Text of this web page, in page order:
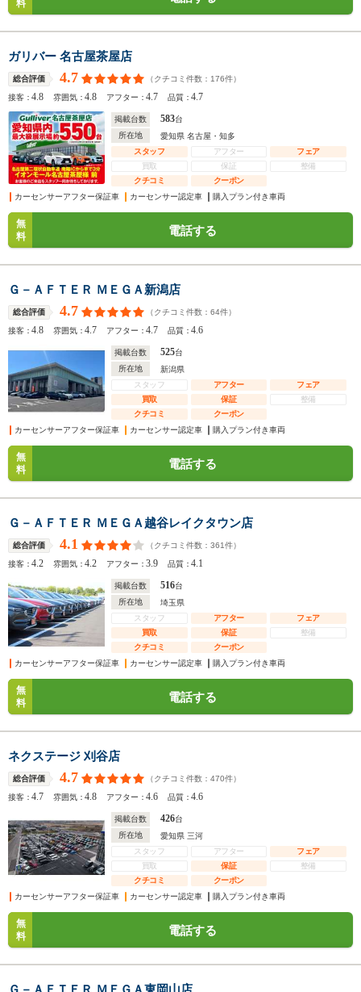
料
ガリバー 名古屋茶屋店
総合評価 4.7 （クチコミ件数： 176件）
接客：4.8 雰囲気：4.8 アフター：4.7 品質：4.7
掲載台数 583台
所在地
愛知県 名古屋・知多
スタッフ
アフター
フェア
買取
保証
整備
クチコミ
クーポン
カーセンサーアフター保証車
カーセンサー認定車 購入プラン付き車両
無
料
電話する
Ｇ－ＡＦＴＥＲ ＭＥＧＡ新潟店
総合評価 4.7 （クチコミ件数： 64件）
接客：4.8 雰囲気：4.7 アフター：4.7 品質：4.6
掲載台数 525台
所在地
新潟県
スタッフ
アフター
フェア
買取
保証
整備
クチコミ
クーポン
カーセンサーアフター保証車
カーセンサー認定車 購入プラン付き車両
無
料
電話する
Ｇ－ＡＦＴＥＲ ＭＥＧＡ越谷レイクタウン店
総合評価 4.1 （クチコミ件数： 361件）
接客：4.2 雰囲気：4.2 アフター：3.9 品質：4.1
掲載台数 516台
所在地
埼玉県
スタッフ
アフター
フェア
買取
保証
整備
クチコミ
クーポン
カーセンサーアフター保証車
カーセンサー認定車 購入プラン付き車両
無
料
電話する
ネクステージ 刈谷店
総合評価 4.7 （クチコミ件数： 470件）
接客：4.7 雰囲気：4.8 アフター：4.6 品質：4.6
掲載台数 426台
所在地
愛知県 三河
スタッフ
アフター
フェア
買取
保証
整備
クチコミ
クーポン
カーセンサーアフター保証車
カーセンサー認定車 購入プラン付き車両
無
料
電話する
Ｇ－ＡＦＴＥＲ ＭＥＧＡ東岡山店